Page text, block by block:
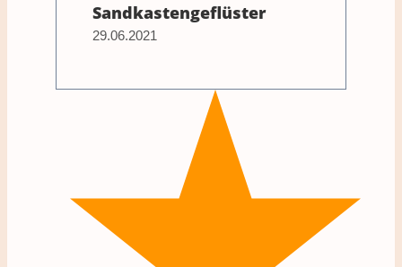
Sandkastengeflüster
29.06.2021